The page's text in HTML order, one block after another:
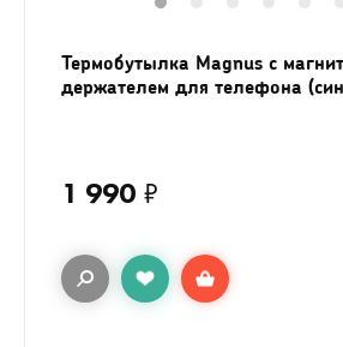
Термобутылка Magnus с
держателем для телефона
1 990 ₽